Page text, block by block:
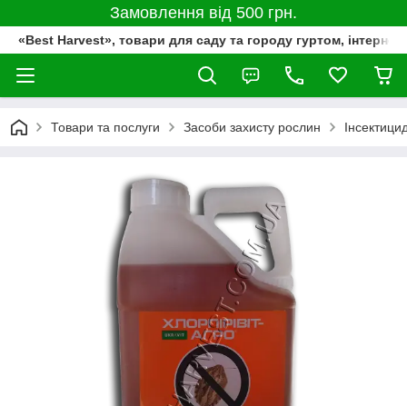
Замовлення від 500 грн.
«Best Harvest», товари для саду та городу гуртом,
Товари та послуги Засоби захисту рослин